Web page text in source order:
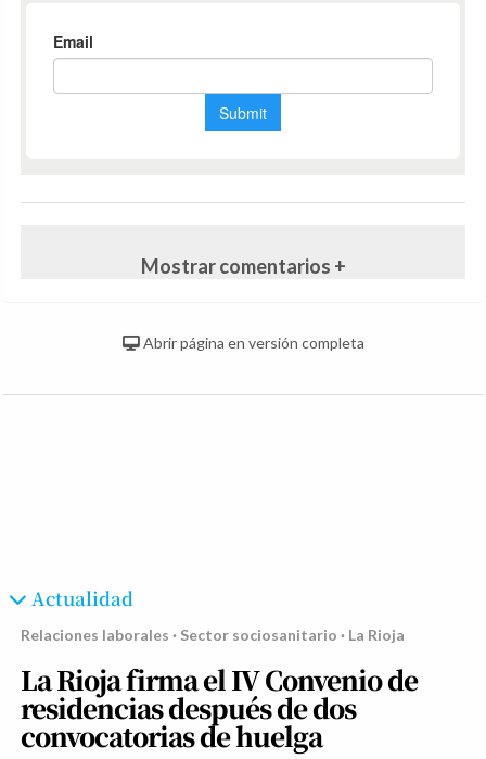
Mostrar comentarios +
Abrir página en versión completa
Actualidad
Relaciones laborales · Sector sociosanitario · La Rioja
La Rioja firma el IV Convenio de
residencias después de dos
convocatorias de huelga